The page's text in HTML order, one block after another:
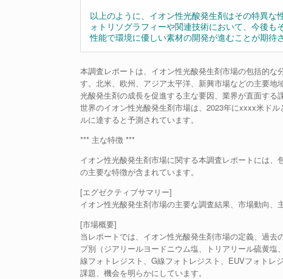
以上のように、イオン性光酸発生剤はその特異
ォトリソグラフィーや関連技術において、今後
性能で環境に優しい素材の開発が進むことが期待
本調査レポートは、イオン性光酸発生剤市場の包括的
す。北米、欧州、アジア太平洋、新興市場などの主要
光酸発生剤の成長を促進する主な要因、業界が直面する
世界のイオン性光酸発生剤市場は、2023年にxxxx米ド
ルに達すると予測されています。
*** 主な特徴 ***
イオン性光酸発生剤市場に関する本調査レポートには
の主要な特徴が含まれています。
[エグゼクティブサマリー]
イオン性光酸発生剤市場の主要な調査結果、市場動向、
[市場概要]
当レポートでは、イオン性光酸発生剤市場の定義、過
プ別（ジアリールヨードニウム塩、トリアリール硫黄
線フォトレジスト、G線フォトレジスト、EUVフォトレ
課題、機会を明らかにしています。